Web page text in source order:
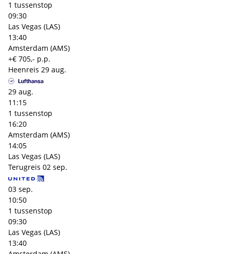
1 tussenstop
09:30
Las Vegas (LAS)
13:40
Amsterdam (AMS)
+€ 705,- p.p.
Heenreis 29 aug.
29 aug.
11:15
1 tussenstop
16:20
Amsterdam (AMS)
14:05
Las Vegas (LAS)
Terugreis 02 sep.
03 sep.
10:50
1 tussenstop
09:30
Las Vegas (LAS)
13:40